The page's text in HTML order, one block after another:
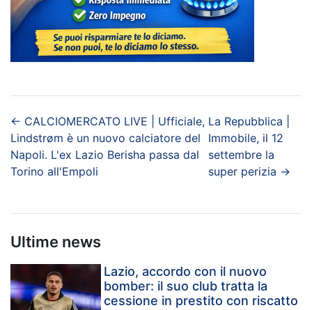
← CALCIOMERCATO LIVE | Ufficiale,
Lindstrøm è un nuovo calciatore del
Napoli. L'ex Lazio Berisha passa dal
Torino all'Empoli
La Repubblica |
Immobile, il 12
settembre la
super perizia →
Ultime news
Lazio, accordo con il nuovo
bomber: il suo club tratta la
cessione in prestito con riscatto